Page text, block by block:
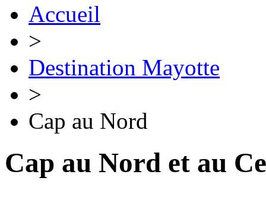
Accueil
>
Destination Mayotte
>
Cap au Nord
Cap au Nord et au